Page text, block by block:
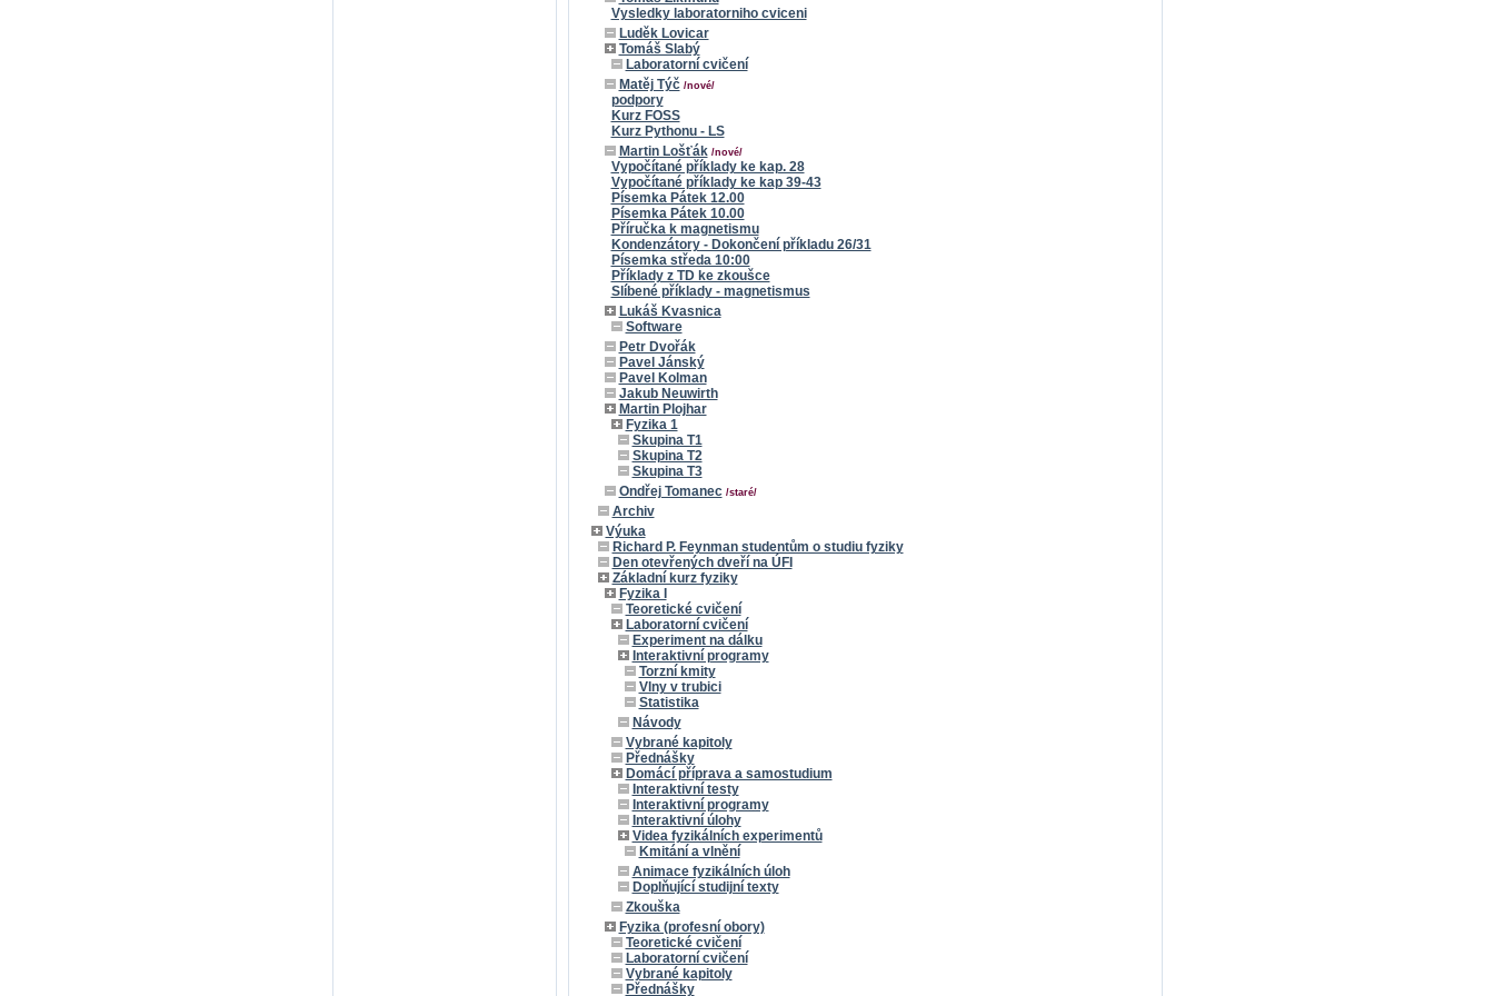
Vysledky laboratorniho cviceni
Luděk Lovicar
Tomáš Slabý
Laboratorní cvičení
Matěj Týč /nové/
podpory
Kurz FOSS
Kurz Pythonu - LS
Martin Lošťák /nové/
Vypočítané příklady ke kap. 28
Vypočítané příklady ke kap 39-43
Písemka Pátek 12.00
Písemka Pátek 10.00
Příručka k magnetismu
Kondenzátory - Dokončení příkladu 26/31
Písemka středa 10:00
Příklady z TD ke zkoušce
Slíbené příklady - magnetismus
Lukáš Kvasnica
Software
Petr Dvořák
Pavel Jánský
Pavel Kolman
Jakub Neuwirth
Martin Plojhar
Fyzika 1
Skupina T1
Skupina T2
Skupina T3
Ondřej Tomanec /staré/
Archiv
Výuka
Richard P. Feynman studentům o studiu fyziky
Den otevřených dveří na ÚFI
Základní kurz fyziky
Fyzika I
Teoretické cvičení
Laboratorní cvičení
Experiment na dálku
Interaktivní programy
Torzní kmity
Vlny v trubici
Statistika
Návody
Vybrané kapitoly
Přednášky
Domácí příprava a samostudium
Interaktivní testy
Interaktivní programy
Interaktivní úlohy
Videa fyzikálních experimentů
Kmitání a vlnění
Animace fyzikálních úloh
Doplňující studijní texty
Zkouška
Fyzika (profesní obory)
Teoretické cvičení
Laboratorní cvičení
Vybrané kapitoly
Přednášky